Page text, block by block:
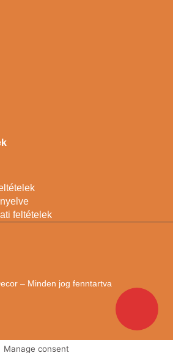
feltételek
– Minden jog fenntartva
Manage consent